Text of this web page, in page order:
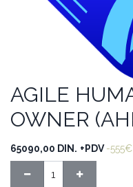
AGILE
OWNER
65090,00 DIN. +PDV-555€